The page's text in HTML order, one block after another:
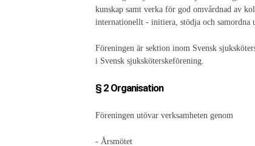
kunskap samt verka för god omvårdnad av
internationellt - initiera, stödja och
Föreningen är sektion inom Svensk
i Svensk sjuksköterskeförening.
§ 2 Organisation
Föreningen utövar verksamheten genom
- Årsmötet